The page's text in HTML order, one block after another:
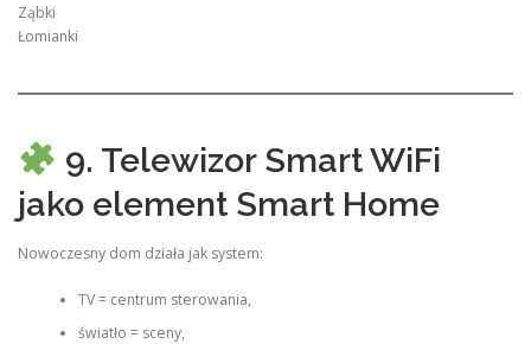
Ząbki
Łomianki
9. Telewizor Smart WiFi
jako element Smart Home
Nowoczesny dom działa jak system:
TV = centrum sterowania,
światło = sceny,